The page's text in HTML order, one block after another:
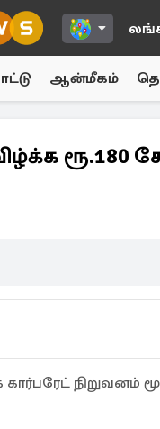
ஆன்மீகம்
ரூ.180
நிறுவனம்